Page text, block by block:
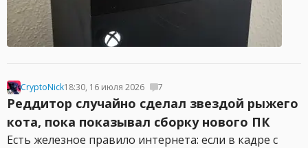
CryptoNick18:30, 16 июля 2026 7
Реддитор случайно сделал звездой рыжего
кота, пока показывал сборку нового ПК
Есть железное правило интернета: если в кадре с